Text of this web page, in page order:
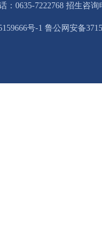
0635-7222768 招生咨询
号-1 鲁公网安备